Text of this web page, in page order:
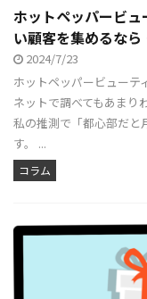
ホットペッパービ
い顧客を集めるなら
2024/7/23
ホットペッパービューテ
ネットで調べてもあまり
私の推測で「都心部だと
す。 ...
コラム